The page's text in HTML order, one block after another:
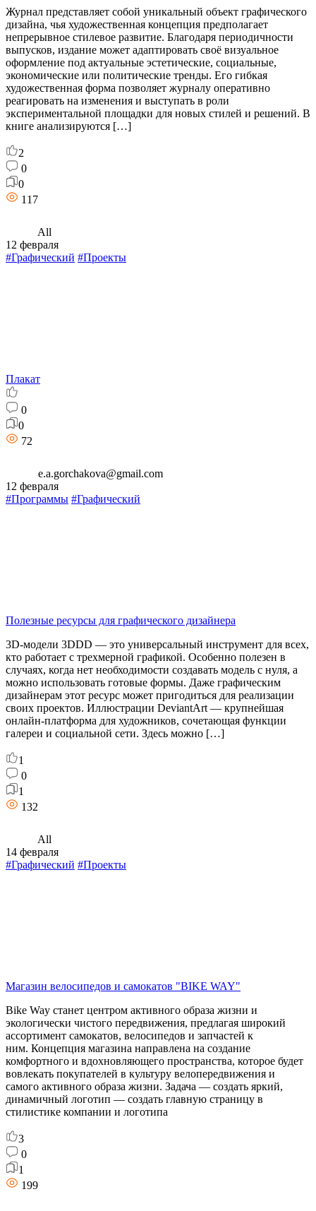
Журнал представляет собой уникальный объект графического
дизайна, чья художественная концепция предполагает
непрерывное стилевое развитие. Благодаря периодичности
выпусков, издание может адаптировать своё визуальное
оформление под актуальные эстетические, социальные,
экономические или политические тренды. Его гибкая
художественная форма позволяет журналу оперативно
реагировать на изменения и выступать в роли
экспериментальной площадки для новых стилей и решений. В
книге анализируются […]
2
0
0
117
All
12 февраля
#Графический #Проекты
Плакат
0
0
72
e.a.gorchakova@gmail.com
12 февраля
#Программы #Графический
Полезные ресурсы для графического дизайнера
3D-модели 3DDD — это универсальный инструмент для всех,
кто работает с трехмерной графикой. Особенно полезен в
случаях, когда нет необходимости создавать модель с нуля, а
можно использовать готовые формы. Даже графическим
дизайнерам этот ресурс может пригодиться для реализации
своих проектов. Иллюстрации DeviantArt — крупнейшая
онлайн-платформа для художников, сочетающая функции
галереи и социальной сети. Здесь можно […]
1
0
1
132
All
14 февраля
#Графический #Проекты
Магазин велосипедов и самокатов "BIKE WAY"
Bike Way станет центром активного образа жизни и
экологически чистого передвижения, предлагая широкий
ассортимент самокатов, велосипедов и запчастей к
ним. Концепция магазина направлена на создание
комфортного и вдохновляющего пространства, которое будет
вовлекать покупателей в культуру велопередвижения и
самого активного образа жизни. Задача — создать яркий,
динамичный логотип — создать главную страницу в
стилистике компании и логотипа
3
0
1
199